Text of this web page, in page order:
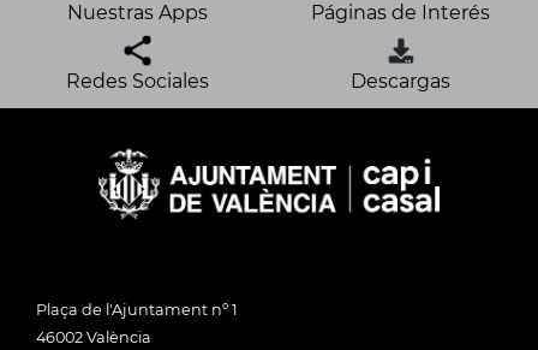
Nuestras Apps Páginas de Interés
Redes Sociales Descargas
Plaça de l'Ajuntament nº 1
46002 València